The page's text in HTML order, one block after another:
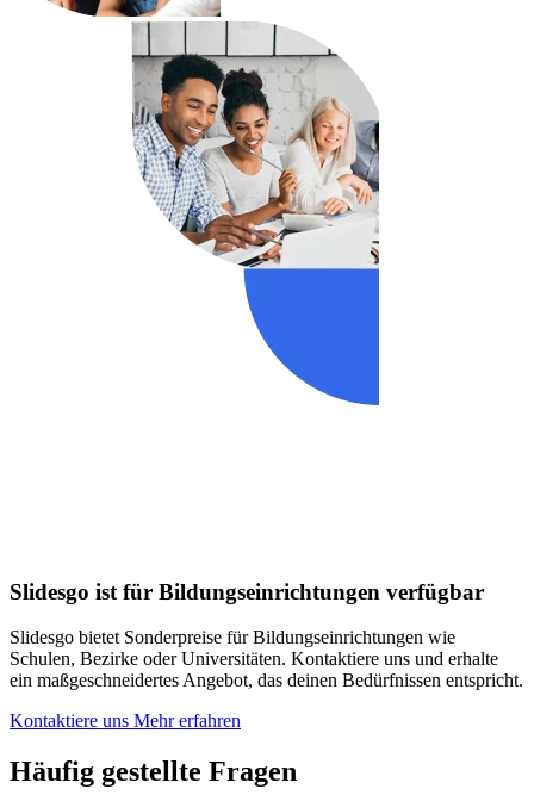
Slidesgo ist für Bildungseinrichtungen verfügbar
Slidesgo bietet Sonderpreise für Bildungseinrichtungen wie
Schulen, Bezirke oder Universitäten. Kontaktiere uns und erhalte
ein maßgeschneidertes Angebot, das deinen Bedürfnissen entspricht.
Kontaktiere uns Mehr erfahren
Häufig gestellte Fragen